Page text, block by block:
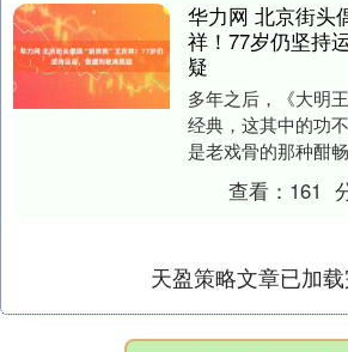
华力网 北京街头
祥！77岁仍坚持
疑
多年之后，《大明
经典，这其中的功
是老戏骨的那种酣
陈宝国饰演的嘉靖
黄志忠扮演....
查看： 161
天盈策略文章已加